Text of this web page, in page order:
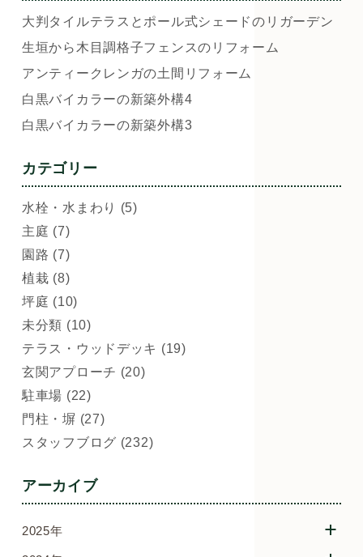
大判タイルテラスとポール式シェードのリガーデン
生垣から木目調格子フェンスのリフォーム
アンティークレンガの土間リフォーム
白黒バイカラーの新築外構4
白黒バイカラーの新築外構3
カテゴリー
水栓・水まわり (5)
主庭 (7)
園路 (7)
植栽 (8)
坪庭 (10)
未分類 (10)
テラス・ウッドデッキ (19)
玄関アプローチ (20)
駐車場 (22)
門柱・塀 (27)
スタッフブログ (232)
アーカイブ
2025年